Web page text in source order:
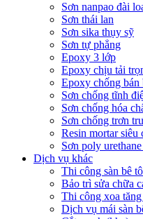
Sơn nanpao đài
Sơn thái lan
Sơn sika thụy sỹ
Sơn tự phẳng
Epoxy 3 lớp
Epoxy chịu tải
Epoxy chống bán
Sơn chống tĩnh
Sơn chống hóa
Sơn chống trơn
Resin mortar
Sơn poly
Dịch vụ khác
Thi công sàn bê
Bảo trì sửa chữa
Thi công xoa
Dịch vụ mái sàn